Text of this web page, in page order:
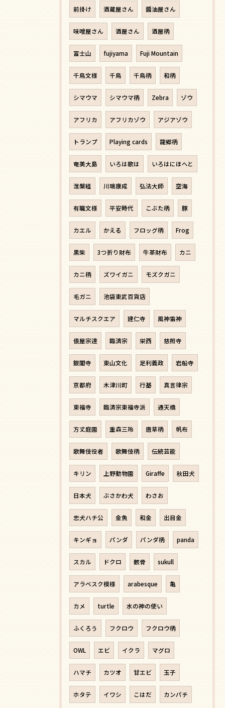
前掛け 酒蔵屋さん 醬油屋さん
味噌屋さん 酒屋さん 酒屋柄
富士山 fujiyama Fuji Mountain
千鳥文様 千鳥 千鳥柄 和柄
シマウマ シマウマ柄 Zebra ゾウ
アフリカ アフリカゾウ アジアゾウ
トランプ Playing cards 龍郷柄
奄美大島 いろは歌は いろはにほへと
涅槃経 川端康成 弘法大師 空海
有職文様 平安時代 こぶた柄 豚
カエル かえる フロッグ柄 Frog
黒柴 3つ折り財布 牛革財布 カニ
カニ柄 ズワイガニ モズクガニ
毛ガニ 池袋東武百貨店
マルチスクエア 建仁寺 風神雷神
俵屋宗達 臨済宗 栄西 慈照寺
銀閣寺 東山文化 足利義政 岩船寺
京都府 木津川町 行基 真言律宗
東福寺 臨済宗東福寺派 通天橋
方丈庭園 重森三玲 唐草柄 帆布
歌舞伎役者 歌舞伎柄 伝統芸能
キリン 上野動物園 Giraffe 秋田犬
日本犬 ぶさかわ犬 わさお
忠犬ハチ公 金魚 和金 出目金
キンギョ パンダ パンダ柄 panda
スカル ドクロ 骸骨 sukull
アラベスク模様 arabesque 亀
カメ turtle 水の神の使い
ふくろう フクロウ フクロウ柄
OWL エビ イクラ マグロ
ハマチ カツオ 甘エビ 玉子
ホタテ イワシ こはだ カンパチ